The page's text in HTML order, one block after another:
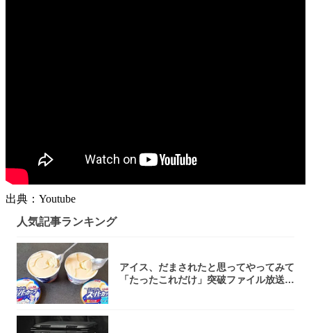
出典：Youtube
人気記事ランキング
アイス、だまされたと思ってやってみて
「たったこれだけ」突破ファイル放送で